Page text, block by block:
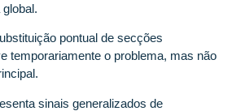
pontual de secções
temporariamente o problema, mas não
sinais generalizados de